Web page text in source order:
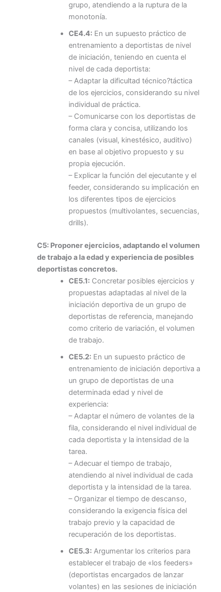
grupo, atendiendo a la ruptura de la
monotonía.
CE4.4:En un supuesto práctico de
entrenamiento a deportistas de nivel
de iniciación, teniendo en cuenta el
nivel de cada deportista:
– Adaptar la dificultad técnico?táctica
de los ejercicios, considerando su nivel
individual de práctica.
– Comunicarse con los deportistas de
forma clara y concisa, utilizando los
canales (visual, kinestésico, auditivo)
en base al objetivo propuesto y su
propia ejecución.
– Explicar la función del ejecutante y el
feeder, considerando su implicación en
los diferentes tipos de ejercicios
propuestos (multivolantes, secuencias,
drills).
C5: Proponer ejercicios, adaptando el volumen
de trabajo a la edad y experiencia de posibles
deportistas concretos.
CE5.1:Concretar posibles ejercicios y
propuestas adaptadas al nivel de la
iniciación deportiva de un grupo de
deportistas de referencia, manejando
como criterio de variación, el volumen
de trabajo.
CE5.2:En un supuesto práctico de
entrenamiento de iniciación deportiva a
un grupo de deportistas de una
determinada edad y nivel de
experiencia:
– Adaptar el número de volantes de la
fila, considerando el nivel individual de
cada deportista y la intensidad de la
tarea.
– Adecuar el tiempo de trabajo,
atendiendo al nivel individual de cada
deportista y la intensidad de la tarea.
– Organizar el tiempo de descanso,
considerando la exigencia física del
trabajo previo y la capacidad de
recuperación de los deportistas.
CE5.3:Argumentar los criterios para
establecer el trabajo de «los feeders»
(deportistas encargados de lanzar
volantes) en las sesiones de iniciación